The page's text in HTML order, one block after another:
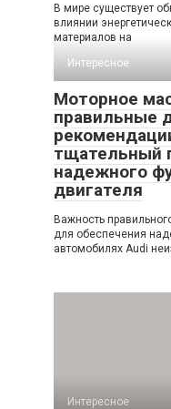
В мире существует
влиянии
материалов на
Интересное
Моторное
правильные
тщательный
надежного
двигателя
Важность
для обеспечения
автомобилях Audi
Интересное